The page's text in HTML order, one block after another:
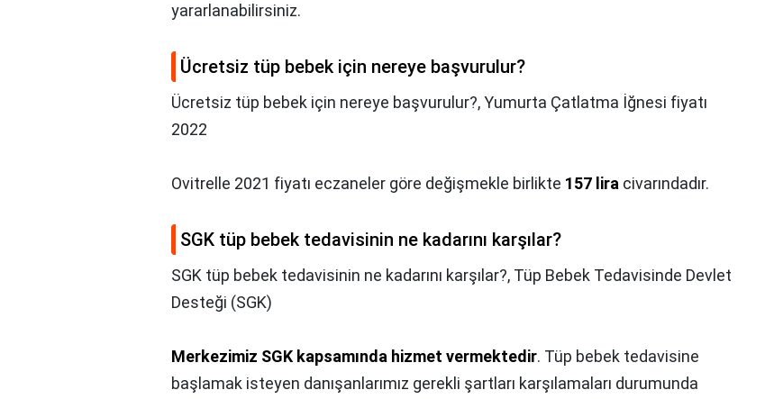
yararlanabilirsiniz.
Ücretsiz tüp bebek için nereye başvurulur?
Ücretsiz tüp bebek için nereye başvurulur?,Yumurta Çatlatma İğnesi fiyatı
2022
Ovitrelle 2021 fiyatı eczaneler göre değişmekle birlikte 157 lira civarındadır.
SGK tüp bebek tedavisinin ne kadarını karşılar?
SGK tüp bebek tedavisinin ne kadarını karşılar?, Tüp Bebek Tedavisinde Devlet
Desteği (SGK)
Merkezimiz SGK kapsamında hizmet vermektedir. Tüp bebek tedavisine
başlamak isteyen danışanlarımız gerekli şartları karşılamaları durumunda